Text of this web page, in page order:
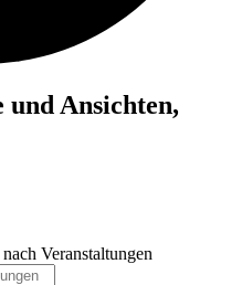
und Ansichten,
Veranstaltungen